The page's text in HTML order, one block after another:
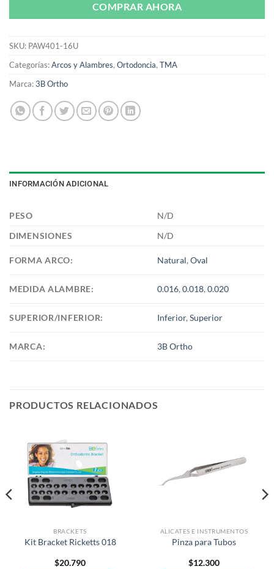
COMPRAR AHORA
SKU: PAW401-16U
Categorías:Arcos y Alambres, Ortodoncia, TMA
Marca:3B Ortho
INFORMACIÓN ADICIONAL
PESO
N/D
DIMENSIONES
N/D
FORMA ARCO: Natural,Oval
MEDIDA ALAMBRE: 0.016,0.018,0.020
SUPERIOR/INFERIOR: Inferior,Superior
MARCA: 3B Ortho
PRODUCTOS RELACIONADOS
BRACKETS
Kit Bracket Ricketts 018
$20.790
ALICATES E INSTRUMENTOS
Pinza para Tubos
$12.300